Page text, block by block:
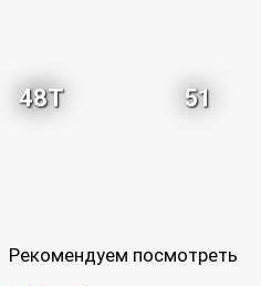
48T 51
Рекомендуем посмотреть